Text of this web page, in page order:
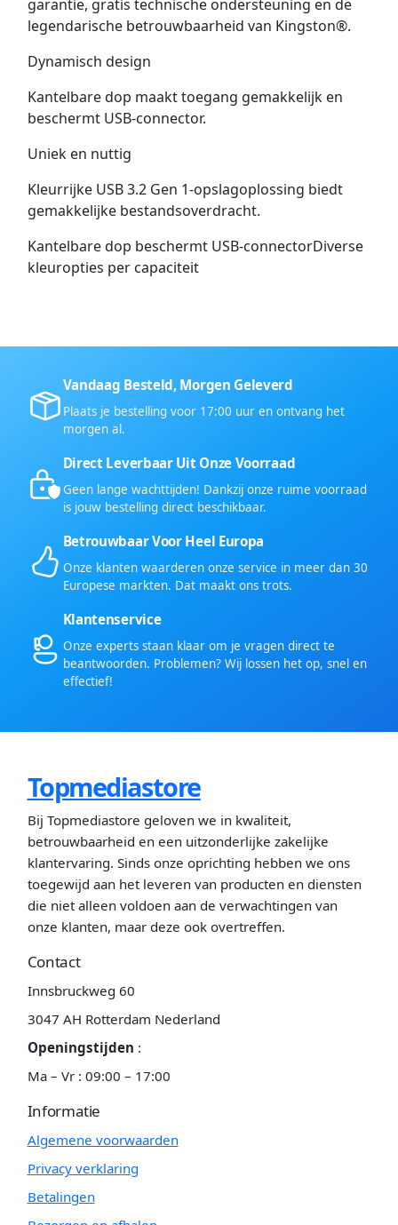
garantie, gratis technische ondersteuning en de
legendarische betrouwbaarheid van Kingston®.
Dynamisch design
Kantelbare dop maakt toegang gemakkelijk en
beschermt USB-connector.
Uniek en nuttig
Kleurrijke USB 3.2 Gen 1-opslagoplossing biedt
gemakkelijke bestandsoverdracht.
Kantelbare dop beschermt USB-connectorDiverse
kleuropties per capaciteit
Vandaag Besteld, Morgen Geleverd
Plaats je bestelling voor 17:00 uur en ontvang het
morgen al.
Direct Leverbaar Uit Onze Voorraad
Geen lange wachttijden! Dankzij onze ruime voorraad
is jouw bestelling direct beschikbaar.
Betrouwbaar Voor Heel Europa
Onze klanten waarderen onze service in meer dan 30
Europese markten. Dat maakt ons trots.
Klantenservice
Onze experts staan klaar om je vragen direct te
beantwoorden. Problemen? Wij lossen het op, snel en
effectief!
Topmediastore
Bij Topmediastore geloven we in kwaliteit,
betrouwbaarheid en een uitzonderlijke zakelijke
klantervaring. Sinds onze oprichting hebben we ons
toegewijd aan het leveren van producten en diensten
die niet alleen voldoen aan de verwachtingen van
onze klanten, maar deze ook overtreffen.
Contact
Innsbruckweg 60
3047 AH Rotterdam Nederland
Openingstijden :
Ma – Vr : 09:00 – 17:00
Informatie
Algemene voorwaarden
Privacy verklaring
Betalingen